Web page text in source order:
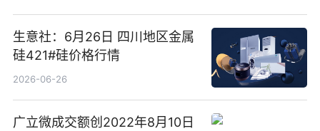
生意社：6月26日 四川地区金属
硅421#硅价格行情
2026-06-26
广立微成交额创2022年8月10日